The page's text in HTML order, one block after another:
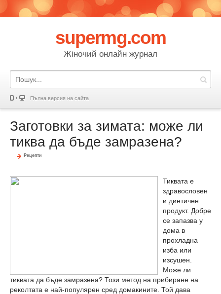
supermg.com
Жіночий онлайн журнал
Пълна версия на сайта
Заготовки за зимата: може ли
тиква да бъде замразена?
Рецепти
Тиквата е
здравословен
и диетичен
продукт. Добре
се запазва у
дома в
прохладна
изба или
изсушен.
Може ли
тиквата да бъде замразена? Този метод на прибиране на
реколтата е най-популярен сред домакините. Той дава